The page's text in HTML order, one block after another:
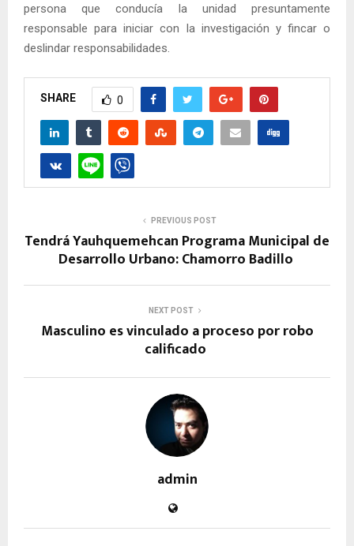
persona que conducía la unidad presuntamente
responsable para iniciar con la investigación y fincar o
deslindar responsabilidades.
SHARE 0
PREVIOUS POST
Tendrá Yauhquemehcan Programa Municipal de
Desarrollo Urbano: Chamorro Badillo
NEXT POST
Masculino es vinculado a proceso por robo
calificado
admin